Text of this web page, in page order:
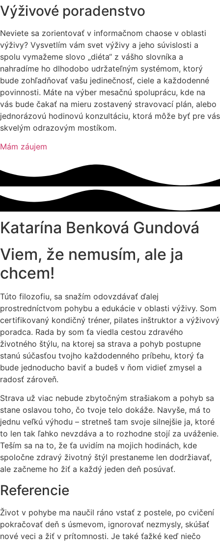
Výživové poradenstvo
Neviete sa zorientovať v informačnom chaose v oblasti
výživy? Vysvetlím vám svet výživy a jeho súvislosti a
spolu vymažeme slovo „diéta“ z vášho slovníka a
nahradíme ho dlhodobo udržateľným systémom, ktorý
bude zohľadňovať vašu jedinečnosť, ciele a každodenné
povinnosti. Máte na výber mesačnú spoluprácu, kde na
vás bude čakať na mieru zostavený stravovací plán, alebo
jednorázovú hodinovú konzultáciu, ktorá môže byť pre vás
skvelým odrazovým mostíkom.
Mám záujem
Katarína Benková Gundová
Viem, že nemusím, ale ja
chcem!
Túto filozofiu, sa snažím odovzdávať ďalej
prostredníctvom pohybu a edukácie v oblasti výživy. Som
certifikovaný kondičný tréner, pilates inštruktor a výživový
poradca. Rada by som ťa viedla cestou zdravého
životného štýlu, na ktorej sa strava a pohyb postupne
stanú súčasťou tvojho každodenného príbehu, ktorý ťa
bude jednoducho baviť a budeš v ňom vidieť zmysel a
radosť zároveň.
Strava už viac nebude zbytočným strašiakom a pohyb sa
stane oslavou toho, čo tvoje telo dokáže. Navyše, má to
jednu veľkú výhodu – stretneš tam svoje silnejšie ja, ktoré
to len tak ľahko nevzdáva a to rozhodne stojí za uváženie.
Teším sa na to, že ťa uvidím na mojich hodinách, kde
spoločne zdravý životný štýl prestaneme len dodržiavať,
ale začneme ho žiť a každý jeden deň posúvať.
Referencie
Život v pohybe ma naučil ráno vstať z postele, po cvičení
pokračovať deň s úsmevom, ignorovať nezmysly, skúšať
nové veci a žiť v prítomnosti. Je také ťažké keď niečo